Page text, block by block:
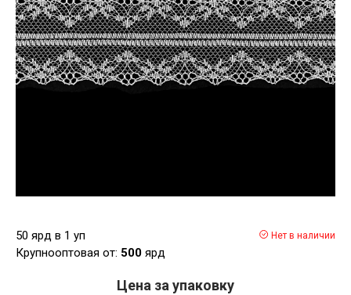
50 ярд в 1 уп
Крупнооптовая от: 500 ярд
Нет в наличии
Цена за упаковку